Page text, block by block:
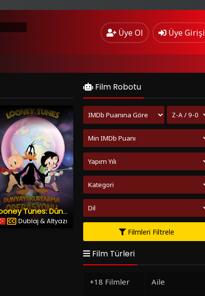
Üye Ol Üye Girişi
Looney Tunes: Dünyayı Kurtarma Operasyonu (2024) İzle
Dublaj & Altyazı
Film Robotu
Filmleri Filtrele
Film Türleri
+18 Filmler
Aile